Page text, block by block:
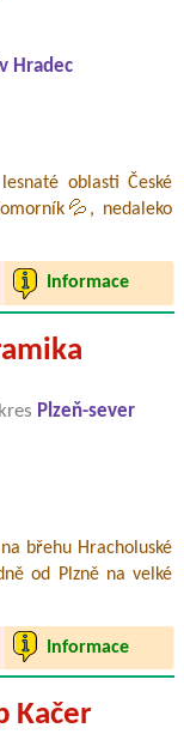
Hradec
oblasti České
nedaleko
Informace
Plzeň-sever
břehu Hracholuské
od Plzně na velké
Informace
Kačer